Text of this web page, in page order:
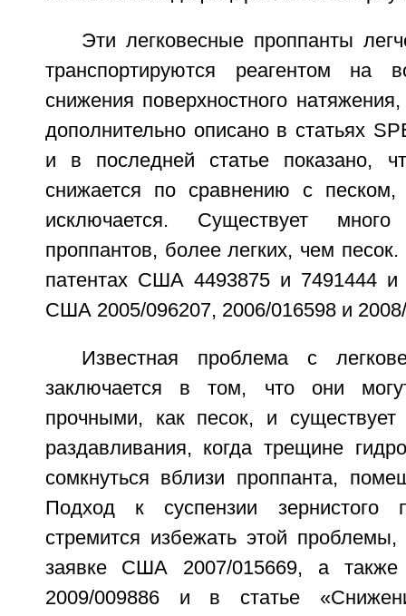
Эти легковесные проппанты
транспортируются реагентом на
снижения поверхностного
дополнительно описано в статьях
и в последней статье показано,
снижается по сравнению с
исключается. Существует
проппантов, более легких, чем
патентах США 4493875 и 7491444 и
США 2005/096207, 2006/016598 и
Известная проблема с
заключается в том, что они
прочными, как песок, и существует
раздавливания, когда трещине
сомкнуться вблизи проппанта,
Подход к суспензии зернистого
стремится избежать этой
заявке США 2007/015669, а
2009/009886 и в статье